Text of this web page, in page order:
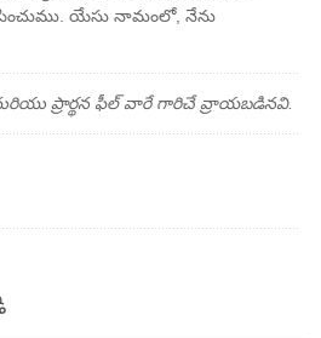
యేసు నామంలో, నేను
ప్రార్థన ఫీల్ వారే గారిచే వ్రాయబడినవి.